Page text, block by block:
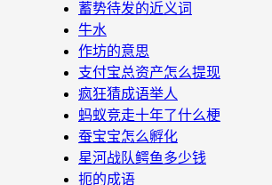
蓄势待发的近义词
牛水
作坊的意思
支付宝总资产怎么提现
疯狂猜成语举人
蚂蚁竞走十年了什么梗
蚕宝宝怎么孵化
星河战队鳄鱼多少钱
扼的成语